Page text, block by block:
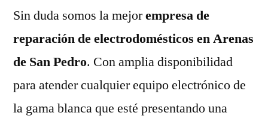
Sin duda somos la mejorempresa de
reparación de electrodomésticos en Arenas
de San Pedro. Con amplia disponibilidad
para atender cualquier equipo electrónico de
la gama blanca que esté presentando una